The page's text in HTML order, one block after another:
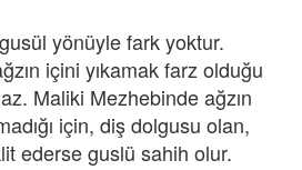
yönüyle fark yoktur.
içini yıkamak farz olduğu
Maliki Mezhebinde ağzın
için, diş dolgusu olan,
ederse guslü sahih olur.